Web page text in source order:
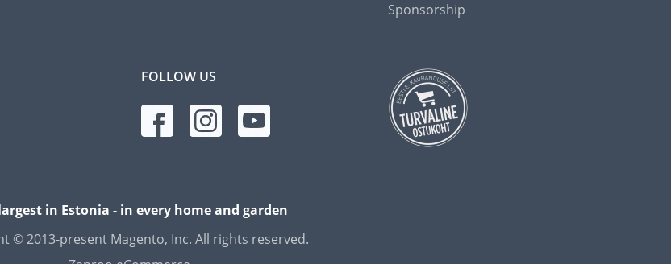
Sponsorship
FOLLOW US
in Estonia - in every home and garden
© 2013-present Magento, Inc. All rights reserved.